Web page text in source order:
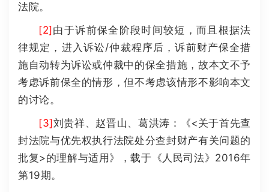
法院。
[2] 由于诉前保全阶段时间较短，而且根据法
律规定，进入诉讼/仲裁程序后，诉前财产保全措
施自动转为诉讼或仲裁中的保全措施，故本文不予
考虑诉前保全的情形，但不考虑该情形不影响本文
的讨论。
[3] 刘贵祥、赵晋山、葛洪涛：《<关于首先查
封法院与优先权执行法院处分查封财产有关问题的
批复>的理解与适用》，载于《人民司法》2016年
第19期。